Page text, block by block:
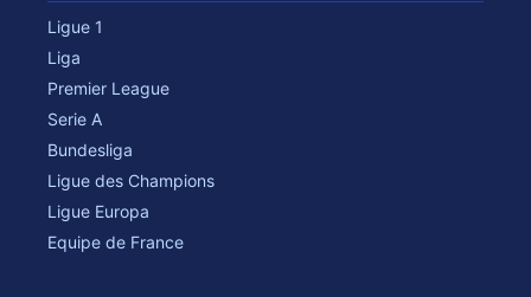
Ligue 1
Liga
Premier League
Serie A
Bundesliga
Ligue des Champions
Ligue Europa
Equipe de France